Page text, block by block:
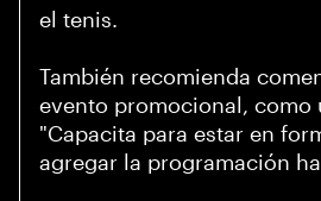
el tenis.
También recomienda
evento promocional, como
"Capacita para estar en
agregar la programación